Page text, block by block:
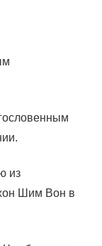
из
Шим Вон в